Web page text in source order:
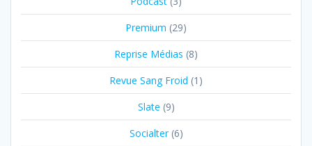
Premium (29)
Reprise Médias (8)
Revue Sang Froid (1)
Slate (9)
Socialter(6)